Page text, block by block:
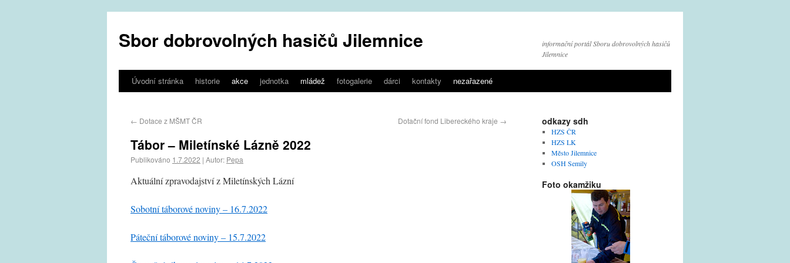
Sbor dobrovolných hasičů Jilemnice
informační portál Sboru dobrovolných hasičů
Jilemnice
Úvodní stránka historie akce jednotka mládež fotogalerie dárci kontakty nezařazené
← Dotace z MŠMT ČR Dotační fond Libereckého kraje →
Tábor – Miletínské Lázně 2022
Publikováno 1.7.2022 | Autor: Pepa
Aktuální zpravodajství z Miletínských Lázní
Sobotní táborové noviny – 16.7.2022
Páteční táborové noviny – 15.7.2022
odkazy sdh
HZS ČR
HZS LK
Město Jilemnice
OSH Semily
Foto okamžiku